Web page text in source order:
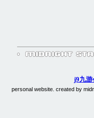
j9九游
personal website. created by